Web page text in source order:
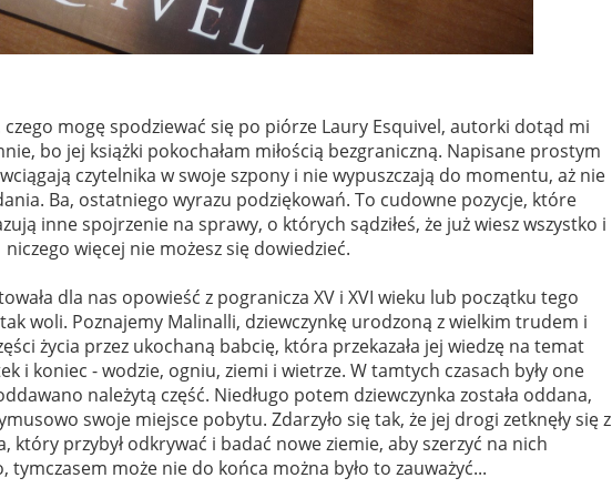
czego mogę spodziewać się po piórze Laury Esquivel, autorki dotąd mi
bo jej książki pokochałam miłością bezgraniczną. Napisane prostym
czytelnika w swoje szpony i nie wypuszczają do momentu, aż nie
Ba, ostatniego wyrazu podziękowań. To cudowne pozycje, które
inne spojrzenie na sprawy, o których sądziłeś, że już wiesz wszystko i
niczego więcej nie możesz się dowiedzieć.
dla nas opowieść z pogranicza XV i XVI wieku lub początku tego
woli. Poznajemy Malinalli, dziewczynkę urodzoną z wielkim trudem i
życia przez ukochaną babcię, która przekazała jej wiedzę na temat
i koniec - wodzie, ogniu, ziemi i wietrze. W tamtych czasach były one
należytą część. Niedługo potem dziewczynka została oddana,
swoje miejsce pobytu. Zdarzyło się tak, że jej drogi zetknęły się z
który przybył odkrywać i badać nowe ziemie, aby szerzyć na nich
tymczasem może nie do końca można było to zauważyć...